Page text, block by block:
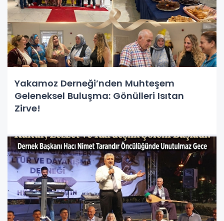
Yakamoz Derneği’nden Muhteşem
Geleneksel Buluşma: Gönülleri Isıtan
Zirve!